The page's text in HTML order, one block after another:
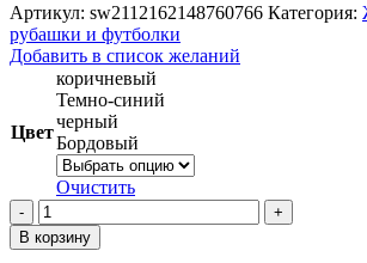
Артикул: sw2112162148760766 Категория:
рубашки и футболки
Добавить в список желаний
Цвет
коричневый
Темно-синий
черный
Бордовый
Очистить
Количество
товара
Женская
В корзину